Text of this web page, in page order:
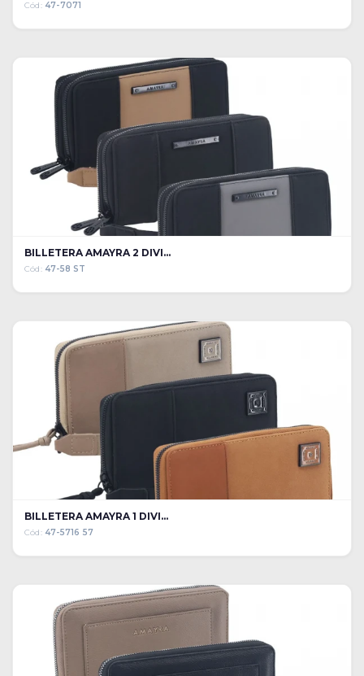
Cód: 47-7071
BILLETERA AMAYRA 2 DIVI...
Cód: 47-58 ST
BILLETERA AMAYRA 1 DIVI...
Cód: 47-5716 57